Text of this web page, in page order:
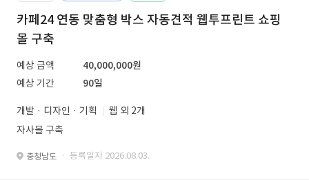
카페24 연동 맞춤형 박스 자동견적 웹투프린트 쇼핑
몰 구축
예상 금액
40,000,000원
예상 기간
90일
개발 · 디자인 · 기획
웹 외 2개
자사몰 구축
충청남도 · 등록일자 2026.08.03.